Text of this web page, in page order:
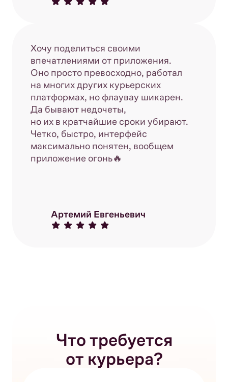
Хочу поделиться своими
впечатлениями от приложения.
Оно просто превосходно, работал
на многих других курьерских
платформах, но флаувау шикарен.
Да бывают недочеты,
но их в кратчайшие сроки убирают.
Четко, быстро, интерфейс
максимально понятен, вообщем
приложение огонь🔥
Артемий Евгеньевич
Что требуется
от курьера?